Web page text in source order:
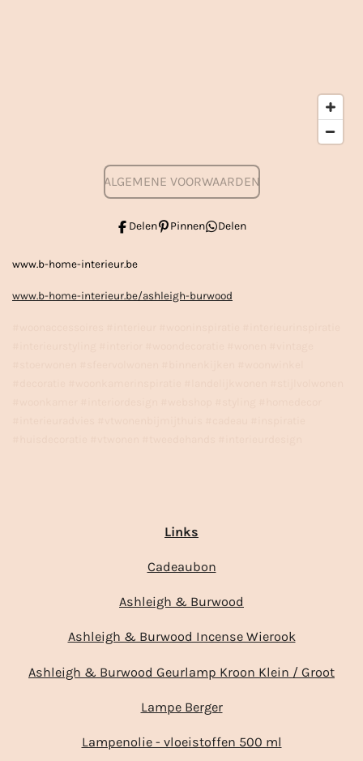
ALGEMENE VOORWAARDEN
Delen Pinnen Delen
www.b-home-interieur.be
www.b-home-interieur.be/ashleigh-burwood
Links
Cadeaubon
Ashleigh & Burwood
Ashleigh & Burwood Incense Wierook
Ashleigh & Burwood Geurlamp Kroon Klein / Groot
Lampe Berger
Lampenolie - vloeistoffen 500 ml